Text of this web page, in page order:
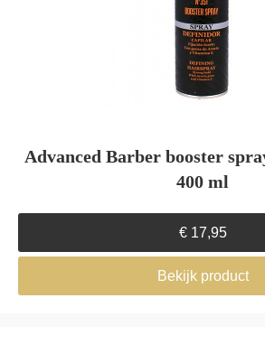
Advanced Barber booster
400 ml
€17,95
Bekijk product